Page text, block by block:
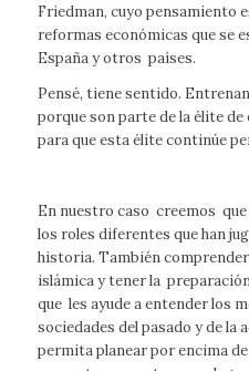
Friedman, cuyo pensamiento
reformas económicas que se
España y otros países.
Pensé, tiene sentido.
porque son parte de la élite
para que esta élite continúe
En nuestro caso creemos
los roles diferentes que han
historia. También
islámica y tener la
que les ayude a entender los
sociedades del pasado y de la
permita planear por encima